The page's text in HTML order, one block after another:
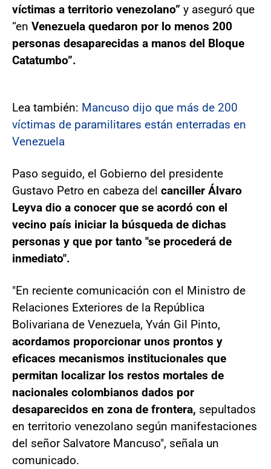
víctimas a territorio venezolano” y aseguró que
“en Venezuela quedaron por lo menos 200
personas desaparecidas a manos del Bloque
Catatumbo”.
Lea también: Mancuso dijo que más de 200
víctimas de paramilitares están enterradas en
Venezuela
Paso seguido, el Gobierno del presidente
Gustavo Petro en cabeza del canciller Álvaro
Leyva dio a conocer que se acordó con el
vecino país iniciar la búsqueda de dichas
personas y que por tanto "se procederá de
inmediato".
"En reciente comunicación con el Ministro de
Relaciones Exteriores de la República
Bolivariana de Venezuela, Yván Gil Pinto,
acordamos proporcionar unos prontos y
eficaces mecanismos institucionales que
permitan localizar los restos mortales de
nacionales colombianos dados por
desaparecidos en zona de frontera, sepultados
en territorio venezolano según manifestaciones
del señor Salvatore Mancuso", señala un
comunicado.